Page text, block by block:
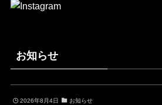
お知らせ
2026年8月4日 お知らせ